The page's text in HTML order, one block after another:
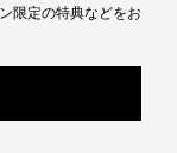
限定の特典などをお